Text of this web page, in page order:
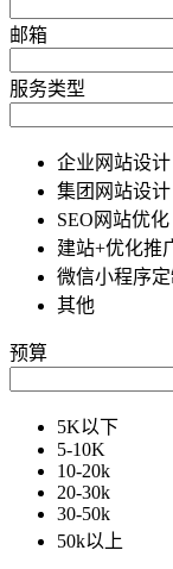
邮箱
服务类型
企业网站设计
集团网站设计
SEO网站优化
建站+优化推
微信小程序定
其他
预算
5K以下
5-10K
10-20k
20-30k
30-50k
50k以上